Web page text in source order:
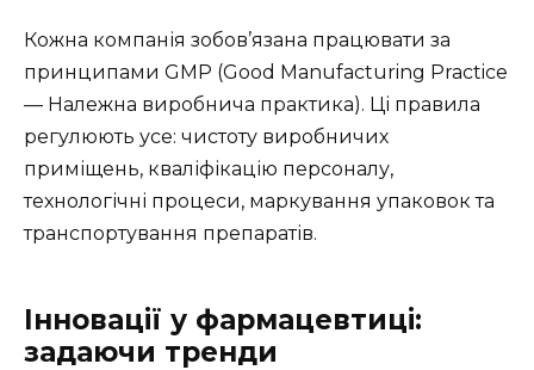
Кожна компанія зобов’язана працювати за
принципами GMP (Good Manufacturing Practice
— Належна виробнича практика). Ці правила
регулюють усе: чистоту виробничих
приміщень, кваліфікацію персоналу,
технологічні процеси, маркування упаковок та
транспортування препаратів.
Інновації у фармацевтиці:
задаючи тренди